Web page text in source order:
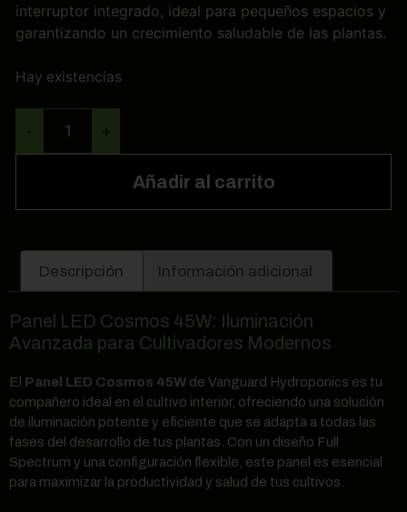
interruptor integrado, ideal para pequeños espacios y
garantizando un crecimiento saludable de las plantas.
Hay existencias
- +
Añadir al carrito
Descripción Información adicional
Panel LED Cosmos 45W: Iluminación
Avanzada para Cultivadores Modernos
El Panel LED Cosmos 45W de Vanguard Hydroponics es tu
compañero ideal en el cultivo interior, ofreciendo una solución
de iluminación potente y eficiente que se adapta a todas las
fases del desarrollo de tus plantas. Con un diseño Full
Spectrum y una configuración flexible, este panel es esencial
para maximizar la productividad y salud de tus cultivos.